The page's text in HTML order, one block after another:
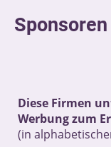
Sponsoren
Diese Firmen
Werbung zum
(in